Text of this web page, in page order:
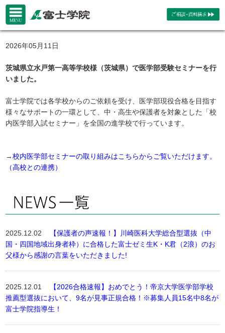
2026年05月11日
茨城県立水戸第一高等学校様（茨城県）で医学部受験セミナーを行
いました。
富士学院では各学校からのご依頼を受け、医学部現役合格を目指す
様々なサポートの一環として、中・高生や保護者を対象とした「校
内医学部入試セミナー」を全国の進学校で行っています。
→校内医学部セミナーの取り組みはこちらからご覧いただけます。
（高校との連携）
2025.12.02
【保護者の声速報！】川崎医科大学総合型選抜（中
国・四国地域出身者枠）に合格した富士ゼミ生K・K君（2浪）のお
父様から感謝の言葉をいただきました!
2025.12.01
【2026合格速報】おめでとう！帝京大学医学部学校
推薦型選抜において、9名が見事正規合格！※募集人員15名中8名が
富士学院指導生！